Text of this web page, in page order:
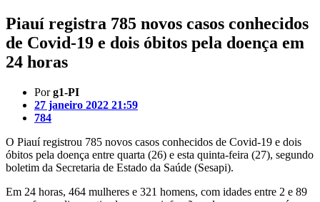
Piauí registra 785 novos casos conhecidos
de Covid-19 e dois óbitos pela doença em
24 horas
Porg1-PI
27 janeiro 2022 21:59
784
O Piauí registrou 785 novos casos conhecidos de Covid-19 e dois
óbitos pela doença entre quarta (26) e esta quinta-feira (27), segundo
boletim da Secretaria de Estado da Saúde (Sesapi).
Em 24 horas, 464 mulheres e 321 homens, com idades entre 2 e 89